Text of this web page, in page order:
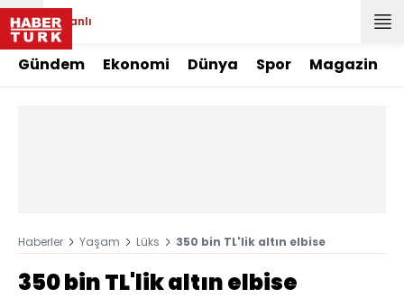
Canlı
Gündem Ekonomi Dünya Spor Magazin
Haberler Yaşam Lüks 350 bin TL'lik altın elbise
350 bin TL'lik altın elbise